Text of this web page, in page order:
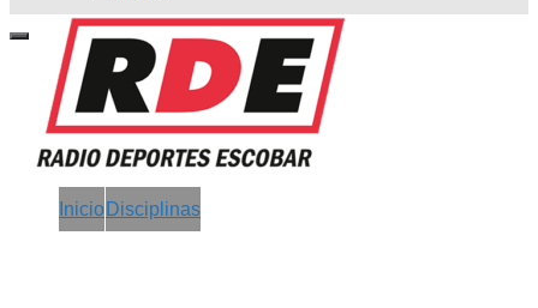
Inicio Disciplinas